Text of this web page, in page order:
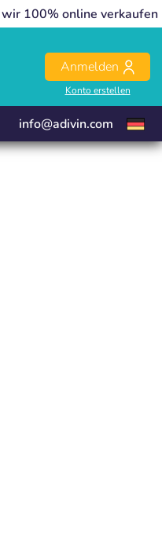
100% online verkaufen
Anmelden
Konto erstellen
close
info@adivin.com
close